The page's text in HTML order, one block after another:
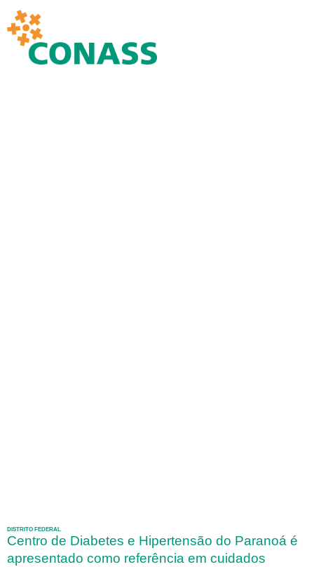
DISTRITO FEDERAL
Centro de Diabetes e Hipertensão do Paranoá é
apresentado como referência em cuidados